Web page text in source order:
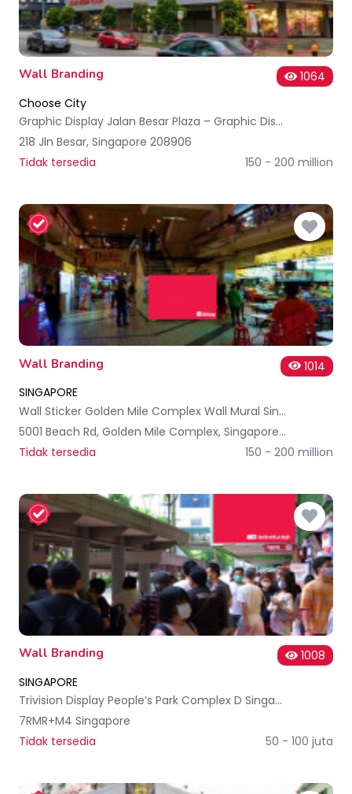
Wall Branding
1064
Choose City
Graphic Display Jalan Besar Plaza – Graphic Display Singapore
218 Jln Besar, Singapore 208906
Tidak tersedia
150 - 200 million
Wall Branding
1014
SINGAPORE
Wall Sticker Golden Mile Complex Wall Mural Singapore
5001 Beach Rd, Golden Mile Complex, Singapore 199588
Tidak tersedia
150 - 200 million
Wall Branding
1008
SINGAPORE
Trivision Display People’s Park Complex D Singapore
7RMR+M4 Singapore
Tidak tersedia
50 - 100 juta